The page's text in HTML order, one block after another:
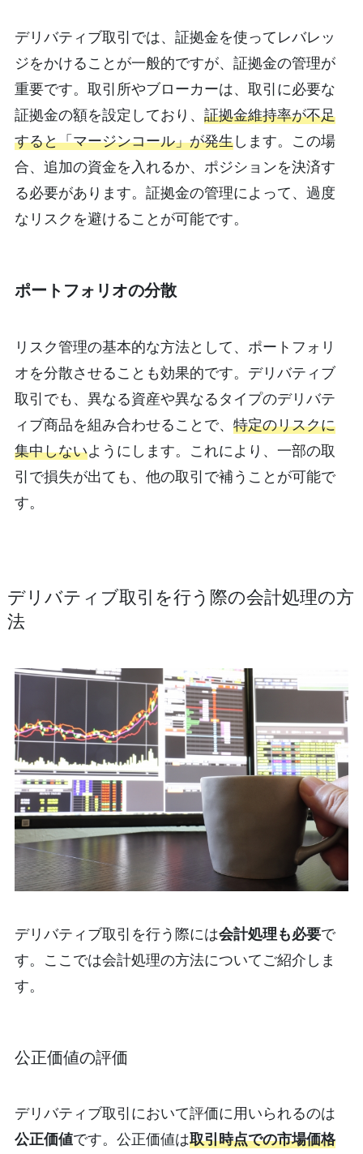
デリバティブ取引では、証拠金を使ってレバレッ
ジをかけることが一般的ですが、証拠金の管理が
重要です。取引所やブローカーは、取引に必要な
証拠金の額を設定しており、 証拠金維持率が不足
すると「マージンコール」が発生します。この場
合、追加の資金を入れるか、ポジションを決済す
る必要があります。証拠金の管理によって、過度
なリスクを避けることが可能です。
ポートフォリオの分散
リスク管理の基本的な方法として、ポートフォリ
オを分散させることも効果的です。デリバティブ
取引でも、異なる資産や異なるタイプのデリバテ
ィブ商品を組み合わせることで、 特定のリスクに
集中しないようにします。これにより、一部の取
引で損失が出ても、他の取引で補うことが可能で
す。
デリバティブ取引を行う際の会計処理の方
法
デリバティブ取引を行う際には会計処理も必要で
す。ここでは会計処理の方法についてご紹介しま
す。
公正価値の評価
デリバティブ取引において評価に用いられるのは
公正価値です。公正価値は取引時点での市場価格